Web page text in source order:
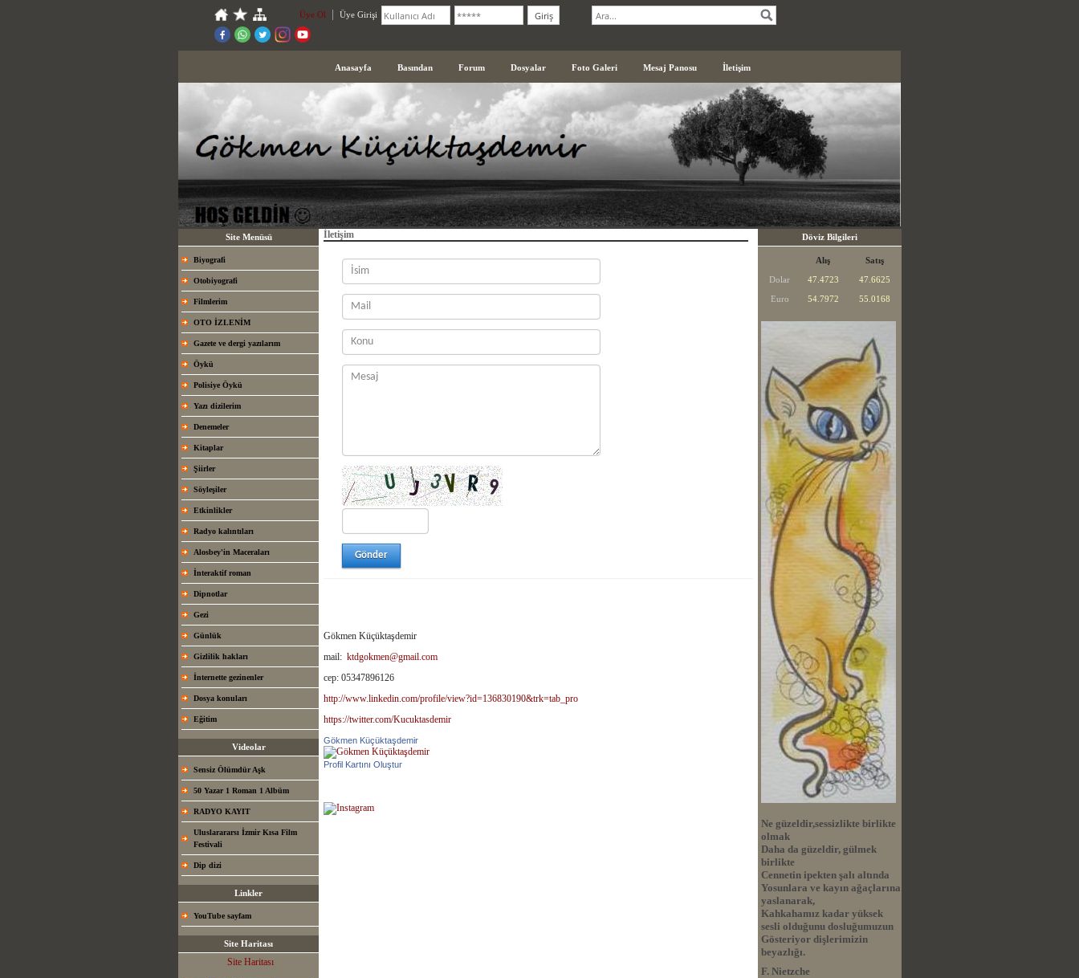
Üye Ol Üye Girişi
Anasayfa Basından Forum Dosyalar Foto Galeri Mesaj Panosu İletişim
Site Menüsü
Biyografi
Otobiyografi
Filmlerim
OTO İZLENİM
Gazete ve dergi yazılarım
Öykü
Polisiye Öykü
Yazı dizilerim
Denemeler
Kitaplar
Şiirler
Söyleşiler
Etkinlikler
Radyo kalıntıları
Alosbey'in Maceraları
İnteraktif roman
Dipnotlar
Gezi
Günlük
Gizlilik hakları
İnternette gezinenler
Dosya konuları
Eğitim
Videolar
Sensiz Ölümdür Aşk
50 Yazar 1 Roman 1 Albüm
RADYO KAYIT
Uluslarararsı İzmir Kısa Film
Festivali
Dip dizi
Linkler
YouTube sayfam
Site Haritası
Site Haritası
İletişim
Gökmen Küçüktaşdemir
mail: ktdgokmen@gmail.com
cep: 05347896126
http://www.linkedin.com/profile/view?id=136830190&trk=tab_pro
https://twitter.com/Kucuktasdemir
Gökmen Küçüktaşdemir
Profil Kartını Oluştur
Döviz Bilgileri
Alış
Satış
Dolar
47.4723
47.6625
Euro
54.7972 55.0168
Ne güzeldir,sessizlikte birlikte
olmak
Daha da güzeldir, gülmek
birlikte
Cennetin ipekten şalı altında
Yosunlara ve kayın ağaçlarına
yaslanarak,
Kahkahamız kadar yüksek
sesli olduğunu dosluğumuzun
Gösteriyor dişlerimizin
beyazlığı.
F. Nietzche